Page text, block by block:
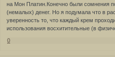
на Мон Платин.Конечно были сомнения
(немалых) денег. Но я подумала что в
уверенность то, что каждый крем
использования восхитительные (в
0